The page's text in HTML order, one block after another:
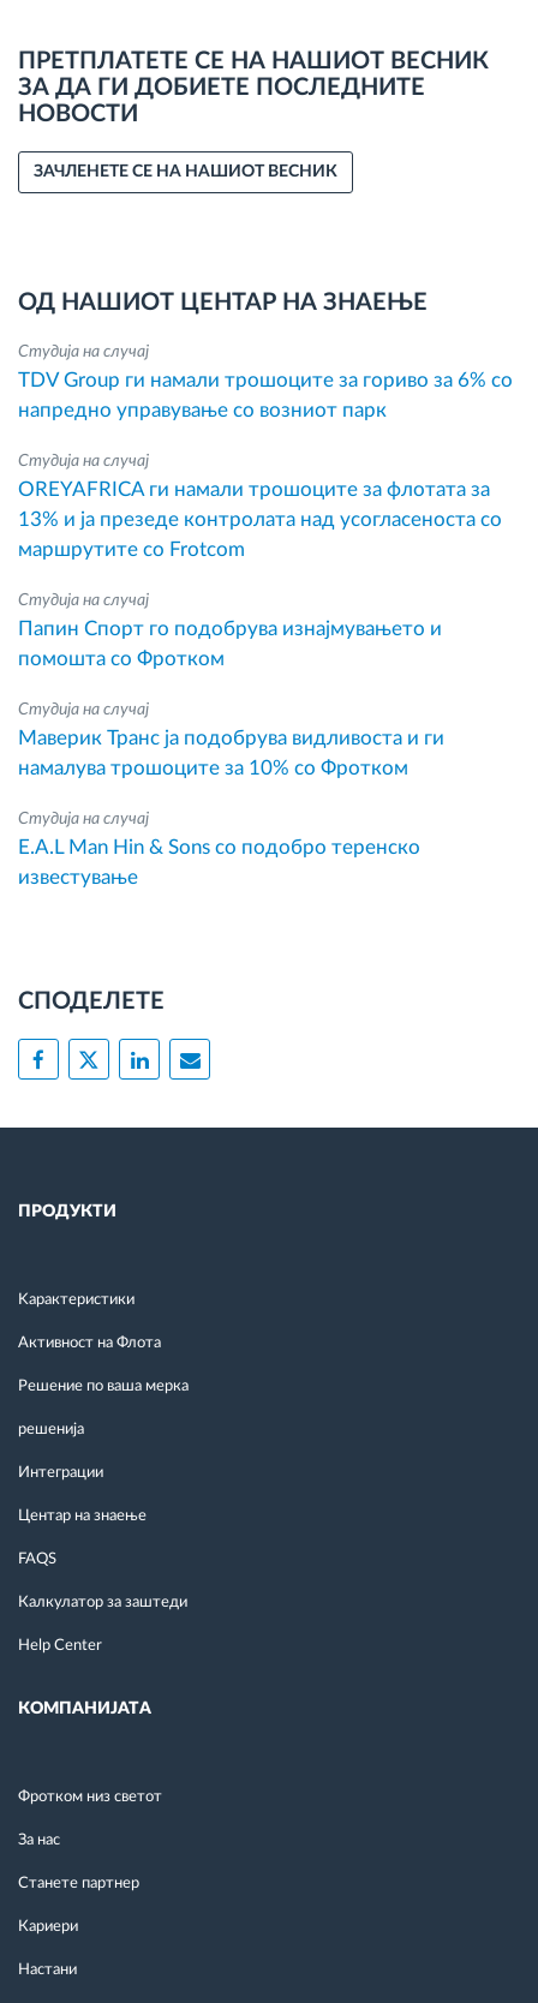
ПРЕТПЛАТЕТЕ СЕ НА НАШИОТ ВЕСНИК
ЗА ДА ГИ ДОБИЕТЕ ПОСЛЕДНИТЕ
НОВОСТИ
ЗАЧЛЕНЕТЕ СЕ НА НАШИОТ ВЕСНИК
ОД НАШИОТ ЦЕНТАР НА ЗНАЕЊЕ
Студија на случај
TDV Group ги намали трошоците за гориво за 6% со
напредно управување со возниот парк
Студија на случај
OREYAFRICA ги намали трошоците за флотата за
13% и ја презеде контролата над усогласеноста со
маршрутите со Frotcom
Студија на случај
Папин Спорт го подобрува изнајмувањето и
помошта со Фротком
Студија на случај
Маверик Транс ја подобрува видливоста и ги
намалува трошоците за 10% со Фротком
Студија на случај
E.A.L Man Hin & Sons со подобро теренско
известување
СПОДЕЛЕТЕ
ПРОДУКТИ
Kарактеристики
Активност на Флота
Решение по ваша мерка
решенија
Интеграции
Центар на знаење
FAQS
Калкулатор за заштеди
Help Center
КОМПАНИЈАТА
Фротком низ светот
За нас
Станете партнер
Кариери
Настани